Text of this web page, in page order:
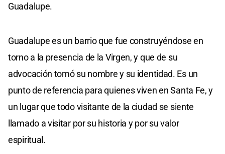
Guadalupe.
Guadalupe es un barrio que fue construyéndose en
torno a la presencia de la Virgen, y que de su
advocación tomó su nombre y su identidad. Es un
punto de referencia para quienes viven en Santa Fe, y
un lugar que todo visitante de la ciudad se siente
llamado a visitar por su historia y por su valor
espiritual.